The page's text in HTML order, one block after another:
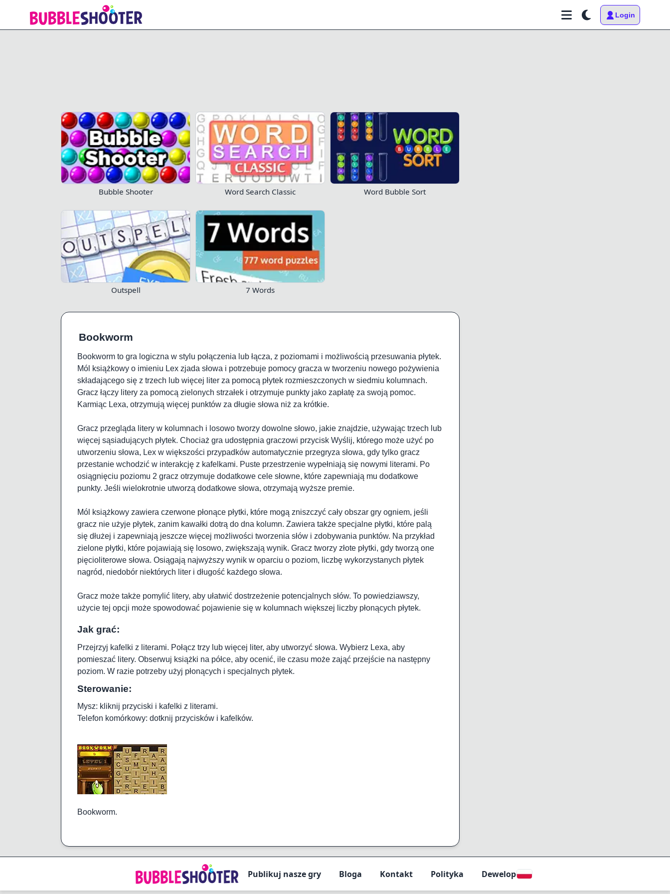
Login
Bookworm 0/13 1.2K 432
Bubble Shooter Word Search Classic Word Bubble Sort
Outspell 7 Words
Bookworm
Bookworm to gra logiczna w stylu połączenia lub łącza, z poziomami i możliwością przesuwania płytek.
Mól książkowy o imieniu Lex zjada słowa i potrzebuje pomocy gracza w tworzeniu nowego pożywienia
składającego się z trzech lub więcej liter za pomocą płytek rozmieszczonych w siedmiu kolumnach.
Gracz łączy litery za pomocą zielonych strzałek i otrzymuje punkty jako zapłatę za swoją pomoc.
Karmiąc Lexa, otrzymują więcej punktów za długie słowa niż za krótkie.
Gracz przegląda litery w kolumnach i losowo tworzy dowolne słowo, jakie znajdzie, używając trzech lub
więcej sąsiadujących płytek. Chociaż gra udostępnia graczowi przycisk Wyślij, którego może użyć po
utworzeniu słowa, Lex w większości przypadków automatycznie przegryza słowa, gdy tylko gracz
przestanie wchodzić w interakcję z kafelkami. Puste przestrzenie wypełniają się nowymi literami. Po
osiągnięciu poziomu 2 gracz otrzymuje dodatkowe cele słowne, które zapewniają mu dodatkowe
punkty. Jeśli wielokrotnie utworzą dodatkowe słowa, otrzymają wyższe premie.
Mól książkowy zawiera czerwone płonące płytki, które mogą zniszczyć cały obszar gry ogniem, jeśli
gracz nie użyje płytek, zanim kawałki dotrą do dna kolumn. Zawiera także specjalne płytki, które palą
się dłużej i zapewniają jeszcze więcej możliwości tworzenia słów i zdobywania punktów. Na przykład
zielone płytki, które pojawiają się losowo, zwiększają wynik. Gracz tworzy złote płytki, gdy tworzą one
pięcioliterowe słowa. Osiągają najwyższy wynik w oparciu o poziom, liczbę wykorzystanych płytek
nagród, niedobór niektórych liter i długość każdego słowa.
Gracz może także pomylić litery, aby ułatwić dostrzeżenie potencjalnych słów. To powiedziawszy,
użycie tej opcji może spowodować pojawienie się w kolumnach większej liczby płonących płytek.
Jak grać:
Przejrzyj kafelki z literami. Połącz trzy lub więcej liter, aby utworzyć słowa. Wybierz Lexa, aby
pomieszać litery. Obserwuj książki na półce, aby ocenić, ile czasu może zająć przejście na następny
poziom. W razie potrzeby użyj płonących i specjalnych płytek.
Sterowanie:
Mysz: kliknij przyciski i kafelki z literami.
Telefon komórkowy: dotknij przycisków i kafelków.
Bookworm.
Publikuj nasze gry Bloga Kontakt Polityka Deweloperzy